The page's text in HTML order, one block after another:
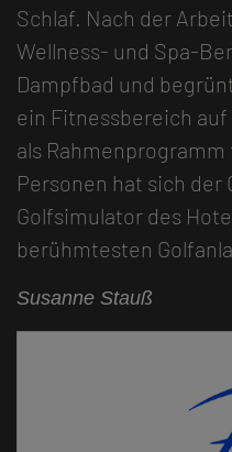
Schlaf. Nach der
Wellness- und Spa-
Dampfbad und
ein Fitnessbereich
als Rahmenprogramm
Personen hat sich der
Golfsimulator des
berühmtesten
Susanne Stauß